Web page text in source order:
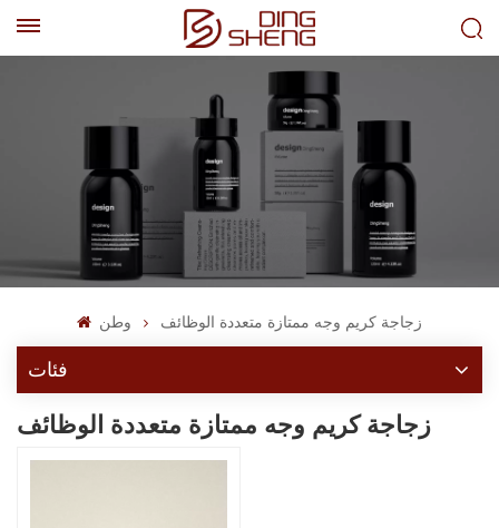
وطن زجاجة كريم وجه ممتازة متعددة الوظائف
فئات
زجاجة كريم وجه ممتازة متعددة الوظائف